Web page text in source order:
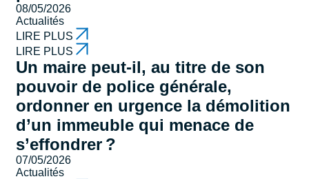
08/05/2026
Actualités
LIRE PLUS
LIRE PLUS
Un maire peut-il, au titre de son
pouvoir de police générale,
ordonner en urgence la démolition
d’un immeuble qui menace de
s’effondrer ?
07/05/2026
Actualités